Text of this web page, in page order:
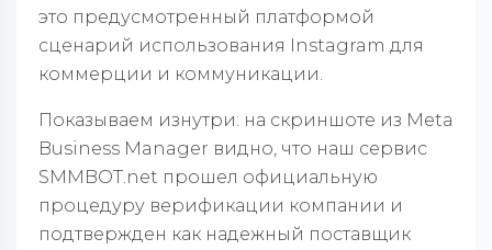
это предусмотренный платформой
сценарий использования Instagram для
коммерции и коммуникации.
Показываем изнутри: на скриншоте из Meta
Business Manager видно, что наш сервис
SMMBOT.net прошел официальную
процедуру верификации компании и
подтвержден как надежный поставщик